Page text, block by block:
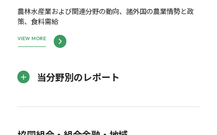
農林水産業および関連分野の動向、諸外国の農業情勢と政
策、食料需給
VIEW MORE
当分野別のレポート